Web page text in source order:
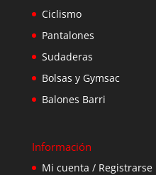
Ciclismo
Pantalones
Sudaderas
Bolsas y Gymsac
Balones Barri
Información
Mi cuenta / Registrarse